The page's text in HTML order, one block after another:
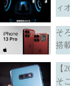
ィ
そ
搭
【
そ